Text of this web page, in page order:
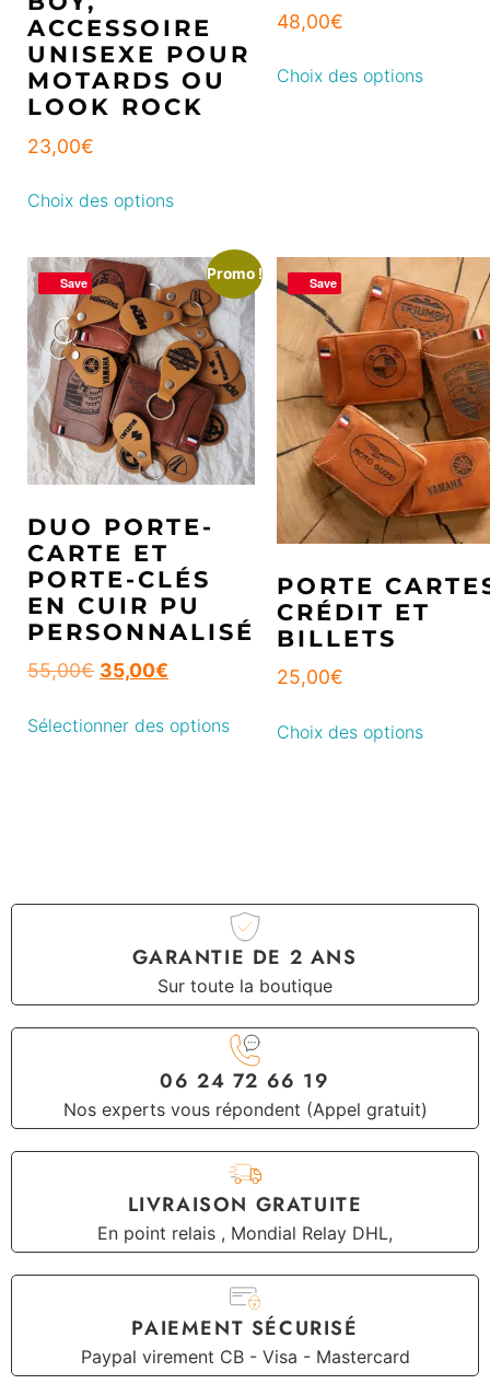
ACCESSOIRE
UNISEXE POUR
MOTARDS OU
LOOK ROCK
23,00€
Choix des options
48,00€
Choix des options
Save
Promo !
DUO PORTE-
CARTE ET
PORTE-CLÉS
EN CUIR PU
PERSONNALISÉ
55,00€ 35,00€
Sélectionner des options
Save
PORTE
CRÉDIT ET
BILLETS
25,00€
Choix des options
GARANTIE DE 2 ANS
Sur toute la boutique
06 24 72 66 19
Nos experts vous répondent (Appel gratuit)
LIVRAISON GRATUITE
En point relais , Mondial Relay DHL,
PAIEMENT SÉCURISÉ
Paypal virement CB - Visa - Mastercard